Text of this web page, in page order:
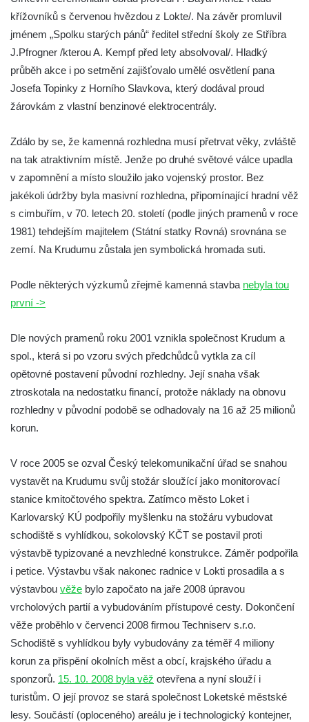
Vyhlídka Radovič u Velké Bučiny u Velvar
Pozorovatelna pod vrchem Radovič u Velké
Vyhlídka U Zámečku v Lovosicích
Vyhlídka Růženka
Rozhledna Bieleboh u Beiersdorfu
Věž krále Friedricha Augusta u Löbau
Rozhledna Velký Chlum
Rozhledna Funpark na Šibeníku v Mostě
Rozhledna Na Horách u Hrobců – Rohatců
Rozhledna Radejčín
Labem
Vyhlídka Terezínka
Rozhledna Vrchbělá
Vyhlídka Triangl u Markvartic
Masarykova věž samostatnosti
Rozhledna (vyhlídková věž) Kumburk
Rozhledna Na Čihadle
Střekovská vyhlídka
Víťova rozhledna
Rozhledna Vrchovina
Vyhlídková věž Dneboh
Rozhledna Valtenberg
Rozhledna Špičák u České Lípy
Rozhledna Rumburak
Stezka korunami stromů – Krkonoše
Rozhledna Eliška (Stachelberg)
křížovníků s červenou hvězdou z Lokte/. Na závěr promluvil
jménem „Spolku starých pánů“ ředitel střední školy ze Stříbra
J.Pfrogner /kterou A. Kempf před lety absolvoval/. Hladký
průběh akce i po setmění zajišťovalo umělé osvětlení pana
Josefa Topinky z Horního Slavkova, který dodával proud
žárovkám z vlastní benzinové elektrocentrály.
Zdálo by se, že kamenná rozhledna musí přetrvat věky, zvláště
na tak atraktivním místě. Jenže po druhé světové válce upadla
v zapomnění a místo sloužilo jako vojenský prostor. Bez
jakékoli údržby byla masivní rozhledna, připomínající hradní věž
s cimbuřím, v 70. letech 20. století (podle jiných pramenů v roce
1981) tehdejším majitelem (Státní statky Rovná) srovnána se
zemí. Na Krudumu zůstala jen symbolická hromada suti.
Podle některých výzkumů zřejmě kamenná stavba nebyla tou
první ->
Dle nových pramenů roku 2001 vznikla společnost Krudum a
spol., která si po vzoru svých předchůdců vytkla za cíl
opětovné postavení původní rozhledny. Její snaha však
ztroskotala na nedostatku financí, protože náklady na obnovu
rozhledny v původní podobě se odhadovaly na 16 až 25 milionů
korun.
V roce 2005 se ozval Český telekomunikační úřad se snahou
vystavět na Krudumu svůj stožár sloužící jako monitorovací
stanice kmitočtového spektra. Zatímco město Loket i
Karlovarský KÚ podpořily myšlenku na stožáru vybudovat
schodiště s vyhlídkou, sokolovský KČT se postavil proti
výstavbě typizované a nevzhledné konstrukce. Záměr podpořila
i petice. Výstavbu však nakonec radnice v Lokti prosadila a s
výstavbou věže bylo započato na jaře 2008 úpravou
vrcholových partií a vybudováním přístupové cesty. Dokončení
věže proběhlo v červenci 2008 firmou Techniserv s.r.o.
Schodiště s vyhlídkou byly vybudovány za téměř 4 miliony
korun za přispění okolních měst a obcí, krajského úřadu a
sponzorů. 15. 10. 2008 byla věž otevřena a nyní slouží i
turistům. O její provoz se stará společnost Loketské městské
lesy. Součástí (oploceného) areálu je i technologický kontejner,